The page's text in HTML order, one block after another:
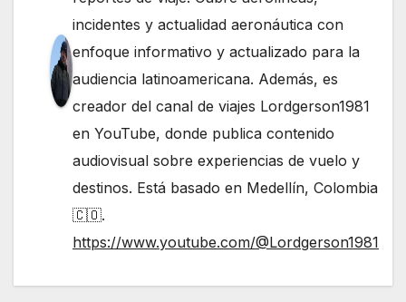
incidentes y actualidad aeronáutica con
enfoque informativo y actualizado para la
audiencia latinoamericana. Además, es
creador del canal de viajes Lordgerson1981
en YouTube, donde publica contenido
audiovisual sobre experiencias de vuelo y
destinos. Está basado en Medellín, Colombia
🇨🇴.
https://www.youtube.com/@Lordgerson1981